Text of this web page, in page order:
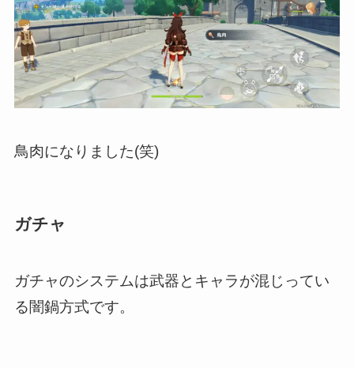
鳥肉になりました(笑)
ガチャ
ガチャのシステムは武器とキャラが混じってい
る闇鍋方式です。